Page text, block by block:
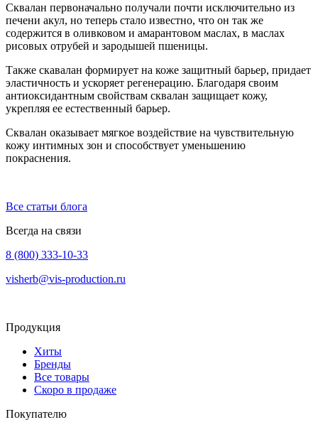
Сквалан первоначально получали почти исключительно из
печени акул, но теперь стало известно, что он так же
содержится в оливковом и амарантовом маслах, в маслах
рисовых отрубей и зародышей пшеницы.
Также скавалан формирует на коже защитный барьер, придает
эластичность и ускоряет регенерацию. Благодаря своим
антиоксидантным свойствам сквалан защищает кожу,
укрепляя ее естественный барьер.
Сквалан оказывает мягкое воздействие на чувствительную
кожу интимных зон и способствует уменьшению
покраснения.
Все статьи блога
Всегда на связи
8 (800) 333-10-33
visherb@vis-production.ru
Продукция
Хиты
Бренды
Все товары
Скоро в продаже
Покупателю